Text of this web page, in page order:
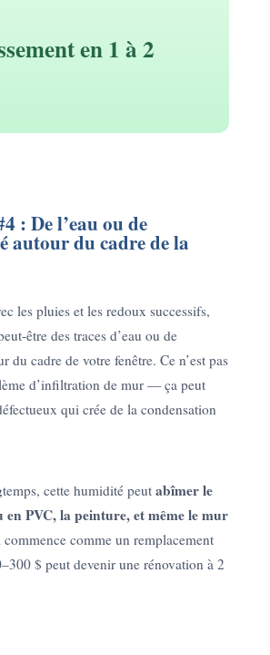
en 1 à 2
: De l’eau ou de
autour du cadre de la
les pluies et les redoux successifs,
être des traces d’eau ou de
du cadre de votre fenêtre. Ce n’est pas
d’infiltration de mur — ça peut
qui crée de la condensation
cette humidité peut abîmer le
en PVC, la peinture, et même le mur
comme un remplacement
$ peut devenir une rénovation à 2